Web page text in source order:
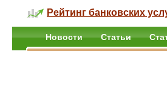
Рейтинг банковских
Новости Статьи